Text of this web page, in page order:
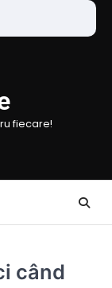
fiecare!
când